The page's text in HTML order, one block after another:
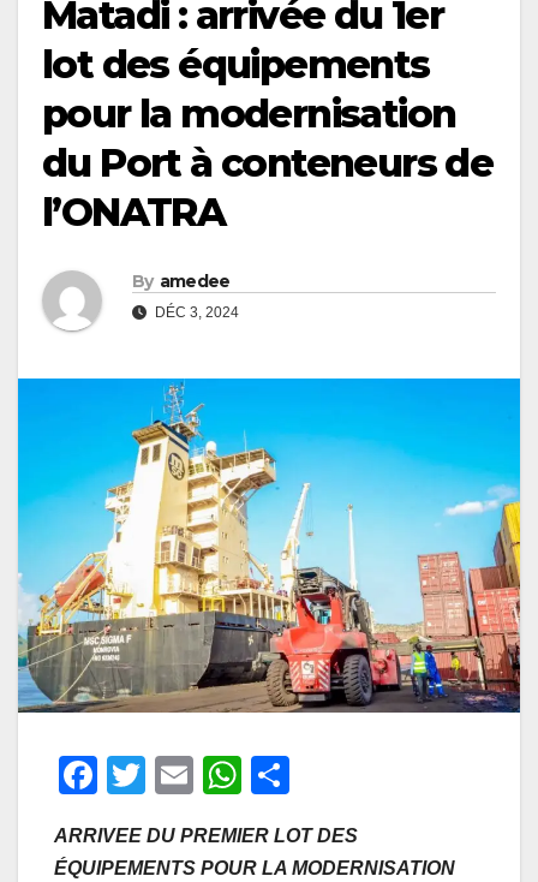
Matadi : arrivée du 1er
lot des équipements
pour la modernisation
du Port à conteneurs de
l’ONATRA
By amedee
DÉC 3, 2024
F
c
T
tt
E
ail
W
at ta
ARRIVEE DU PREMIER LOT DES
ÉQUIPEMENTS POUR LA MODERNISATION